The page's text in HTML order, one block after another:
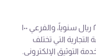
تبلغ رسوم السجل التجاري الرئيسي ٢٠٠ ريال سنوياً، والفرعي ١٠٠
التي تختلف
التوثيق الإلكتروني.